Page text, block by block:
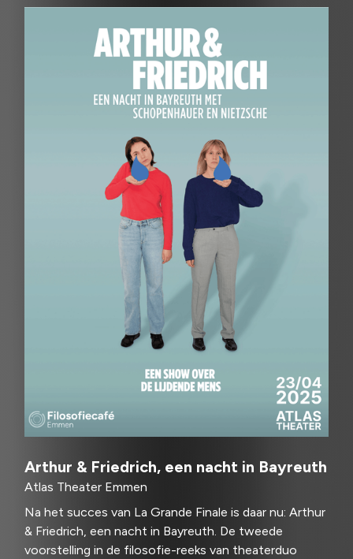
Arthur & Friedrich, een nacht in Bayreuth
Atlas Theater Emmen
Na het succes van La Grande Finale is daar nu: Arthur
& Friedrich, een nacht in Bayreuth. De tweede
voorstelling in de filosofie-reeks van theaterduo